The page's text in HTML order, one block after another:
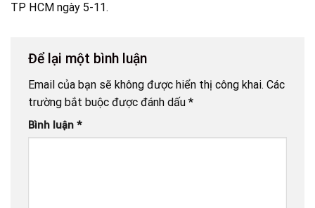
TP HCM ngày 5-11.
Để lại một bình luận
Email của bạn sẽ không được hiển thị công khai. Các
trường bắt buộc được đánh dấu *
Bình luận *